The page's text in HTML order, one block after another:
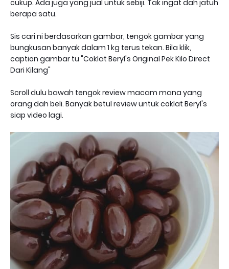
cukup. Ada juga yang jual untuk sebiji. Tak ingat dah jatuh
berapa satu.
Sis cari ni berdasarkan gambar, tengok gambar yang
bungkusan banyak dalam 1 kg terus tekan. Bila klik,
caption gambar tu "Coklat Beryl's Original Pek Kilo Direct
Dari Kilang"
Scroll dulu bawah tengok review macam mana yang
orang dah beli. Banyak betul review untuk coklat Beryl's
siap video lagi.